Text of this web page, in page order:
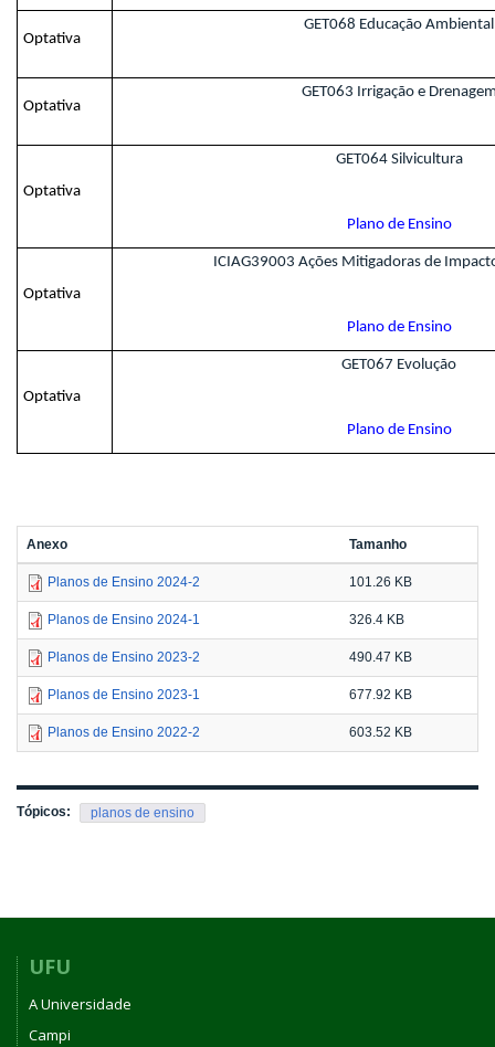
Optativa
GET068 Educação Ambiental
Optativa
GET063 Irrigação e
Optativa
GET064 Silvicultura
Plano de Ensino
Optativa
ICIAG39003 Ações Mitigadoras de
Plano de Ensino
Optativa
GET067 Evolução
Plano de Ensino
Anexo Tamanho
Planos de Ensino 2024-2 101.26 KB
Planos de Ensino 2024-1 326.4 KB
Planos de Ensino 2023-2 490.47 KB
Planos de Ensino 2023-1 677.92 KB
Planos de Ensino 2022-2 603.52 KB
Tópicos: planos de ensino
UFU
A Universidade
Campi